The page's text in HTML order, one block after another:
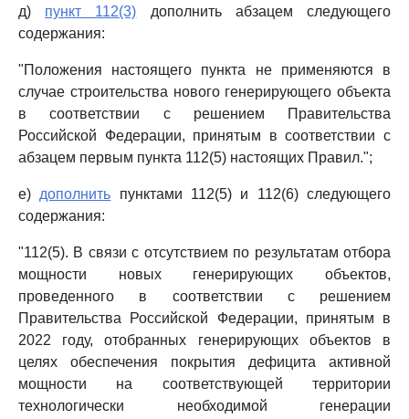
д) пункт 112(3) дополнить абзацем следующего
содержания:
"Положения настоящего пункта не применяются в
случае строительства нового генерирующего объекта
в соответствии с решением Правительства
Российской Федерации, принятым в соответствии с
абзацем первым пункта 112(5) настоящих Правил.";
е) дополнить пунктами 112(5) и 112(6) следующего
содержания:
"112(5). В связи с отсутствием по результатам отбора
мощности новых генерирующих объектов,
проведенного в соответствии с решением
Правительства Российской Федерации, принятым в
2022 году, отобранных генерирующих объектов в
целях обеспечения покрытия дефицита активной
мощности на соответствующей территории
технологически необходимой генерации